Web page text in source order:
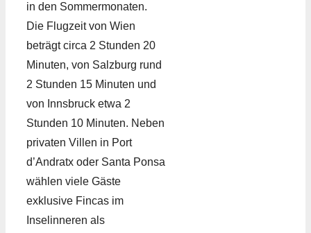
in den Sommermonaten.
Die Flugzeit von Wien
beträgt circa 2 Stunden 20
Minuten, von Salzburg rund
2 Stunden 15 Minuten und
von Innsbruck etwa 2
Stunden 10 Minuten. Neben
privaten Villen in Port
d’Andratx oder Santa Ponsa
wählen viele Gäste
exklusive Fincas im
Inselinneren als